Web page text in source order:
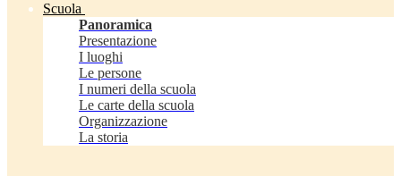
Scuola
Panoramica
Presentazione
I luoghi
Le persone
I numeri della scuola
Le carte della scuola
Organizzazione
La storia